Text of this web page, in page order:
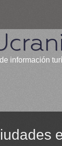
información